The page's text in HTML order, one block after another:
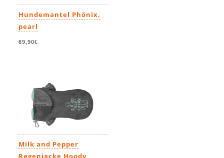
Hundemantel Phönix,
pearl
69,90€
Milk and Pepper
Regenjacke Hoody